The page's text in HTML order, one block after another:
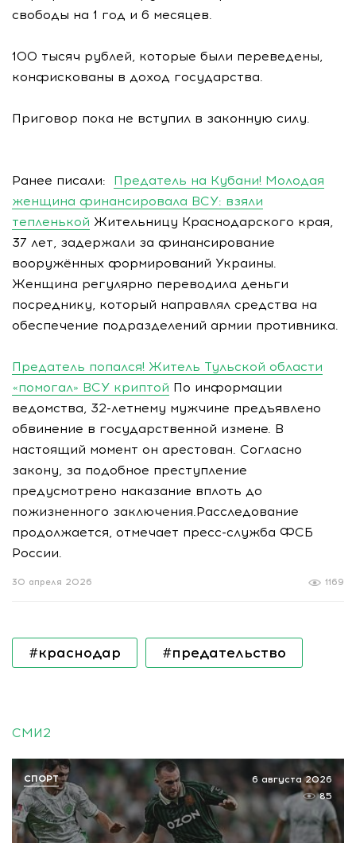
свободы на 1 год и 6 месяцев.
100 тысяч рублей, которые были переведены,
конфискованы в доход государства.
Приговор пока не вступил в законную силу.
Ранее писали: Предатель на Кубани! Молодая
женщина финансировала ВСУ: взяли
тепленькой Жительницу Краснодарского края,
37 лет, задержали за финансирование
вооружённых формирований Украины.
Женщина регулярно переводила деньги
посреднику, который направлял средства на
обеспечение подразделений армии противника.
Предатель попался! Житель Тульской области
«помогал» ВСУ криптой По информации
ведомства, 32-летнему мужчине предъявлено
обвинение в государственной измене. В
настоящий момент он арестован. Согласно
закону, за подобное преступление
предусмотрено наказание вплоть до
пожизненного заключения.Расследование
продолжается, отмечает пресс-служба ФСБ
России.
1169
30 апреля 2026
#краснодар #предательство
СМИ2
6 августа 2026
85
СПОРТ